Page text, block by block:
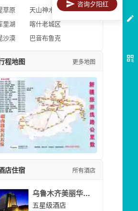
草原
天山神木园
里湖
喀什老城区
沙漠
巴音布鲁克
程地图 更多地图
店住宿 所有酒店
乌鲁木齐美丽华大酒
五星级酒店
咨询夕阳红